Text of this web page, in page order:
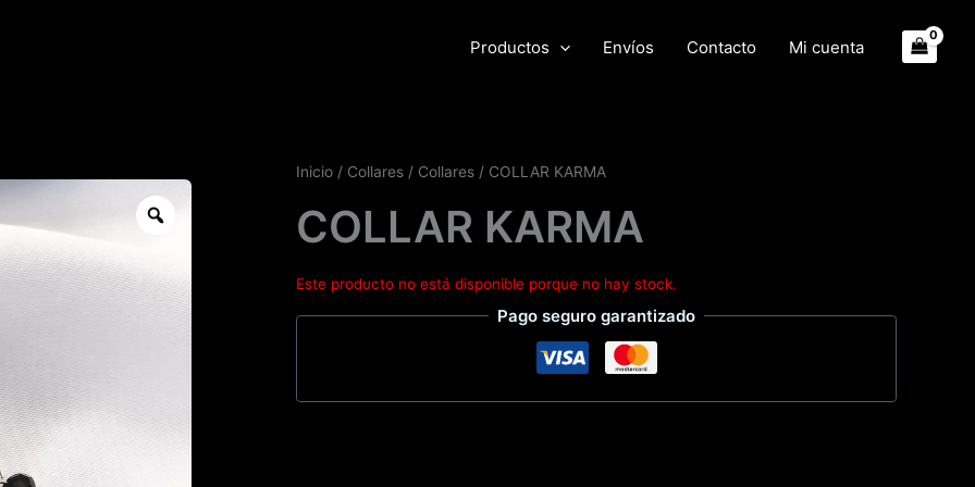
Productos Envíos Contacto Mi cuenta
Zoom
Inicio / Collares / Collares / COLLAR KARMA
COLLAR KARMA
Este producto no está disponible porque no hay stock.
Pago seguro garantizado